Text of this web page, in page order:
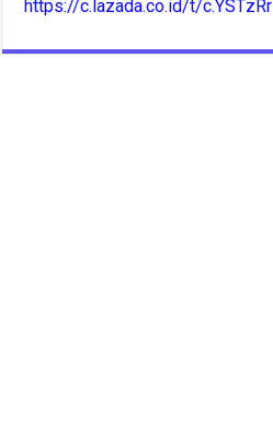
https://c.lazada.co.id/t/c.YSTzRr